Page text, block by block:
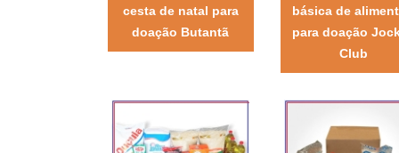
cesta de natal para
doação Butantã
básica de
para doação
Club